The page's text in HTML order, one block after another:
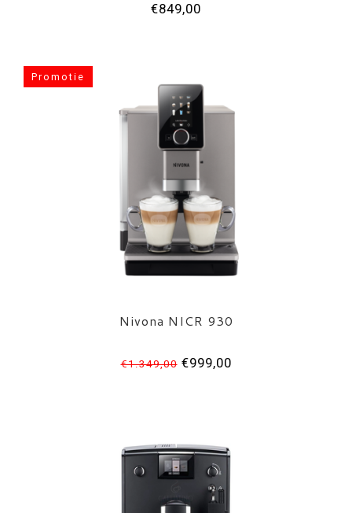
€849,00
Promotie
Nivona NICR 930
€1.349,00€999,00